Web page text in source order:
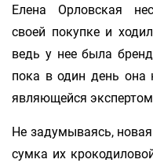
Елена Орловская
своей покупке и
ведь у нее была
пока в один день она
являющейся
Не задумываясь,
сумка их